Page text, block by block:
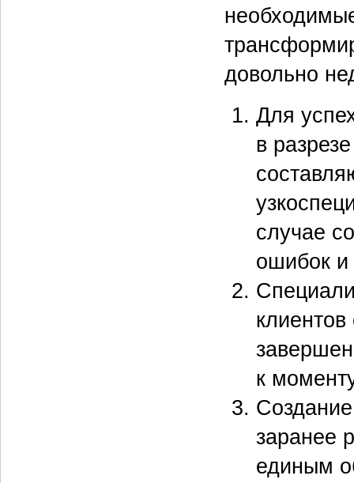
довольно
Для
в
случае
ошибок и
к
заранее
единым